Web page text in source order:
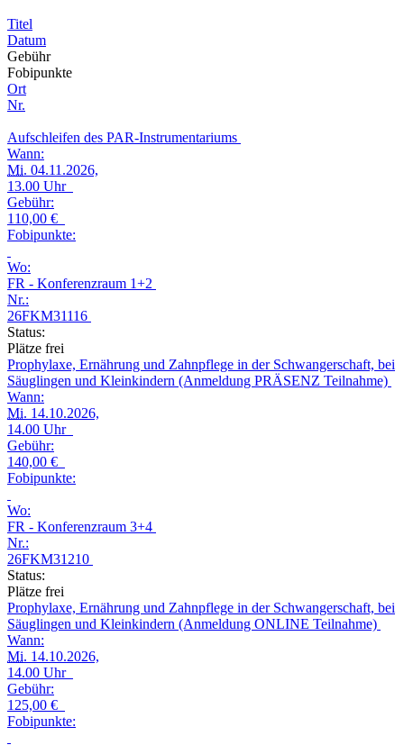
Titel
Datum
Gebühr
Fobipunkte
Ort
Nr.
Aufschleifen des PAR-Instrumentariums
Wann:
Mi. 04.11.2026,
13.00 Uhr
Gebühr:
110,00 €
Fobipunkte:
Wo:
FR - Konferenzraum 1+2
Nr.:
26FKM31116
Status:
Plätze frei
Prophylaxe, Ernährung und Zahnpflege in der Schwangerschaft, bei
Säuglingen und Kleinkindern (Anmeldung PRÄSENZ Teilnahme)
Wann:
Mi. 14.10.2026,
14.00 Uhr
Gebühr:
140,00 €
Fobipunkte:
Wo:
FR - Konferenzraum 3+4
Nr.:
26FKM31210
Status:
Plätze frei
Prophylaxe, Ernährung und Zahnpflege in der Schwangerschaft, bei
Säuglingen und Kleinkindern (Anmeldung ONLINE Teilnahme)
Wann:
Mi. 14.10.2026,
14.00 Uhr
Gebühr:
125,00 €
Fobipunkte: